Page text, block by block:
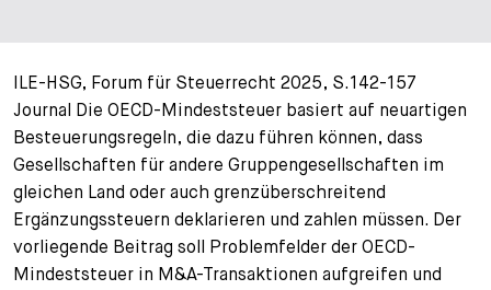
ILE-HSG, Forum für Steuerrecht 2025, S.142-157
Journal Die OECD-Mindeststeuer basiert auf neuartigen
Besteuerungsregeln, die dazu führen können, dass
Gesellschaften für andere Gruppengesellschaften im
gleichen Land oder auch grenzüberschreitend
Ergänzungssteuern deklarieren und zahlen müssen. Der
vorliegende Beitrag soll Problemfelder der OECD-
Mindeststeuer in M&A-Transaktionen aufgreifen und